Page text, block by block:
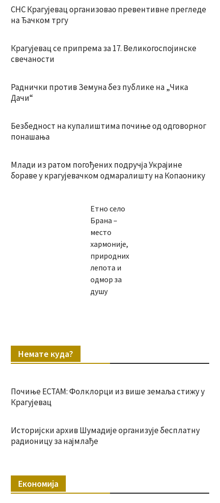
СНС Крагујевац организовао превентивне прегледе
на Ђачком тргу
Крагујевац се припрема за 17. Великогоспојинске
свечаности
Раднички против Земуна без публике на „Чика
Дачи“
Безбедност на купалиштима почиње од одговорног
понашања
Млади из ратом погођених подручја Украјине
бораве у крагујевачком одмаралишту на Копаонику
Етно село
Брана –
место
хармоније,
природних
лепота и
одмор за
душу
Немате куда?
Почиње ЕСТАМ: Фолклорци из више земаља стижу у
Крагујевац
Историјски архив Шумадије организује бесплатну
радионицу за најмлађе
Економија